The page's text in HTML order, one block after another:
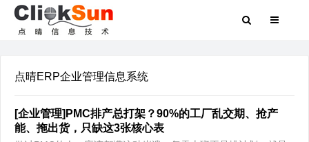
点晴ERP企业管理信息系统
[企业管理]PMC排产总打架？90%的工厂乱交期、抢产
能、拖出货，只缺这3张核心表